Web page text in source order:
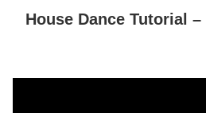
House Dance Tutorial –